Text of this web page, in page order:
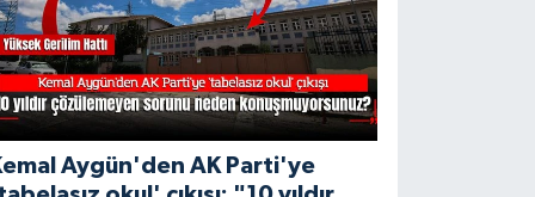
Aygün'den AK Parti'ye